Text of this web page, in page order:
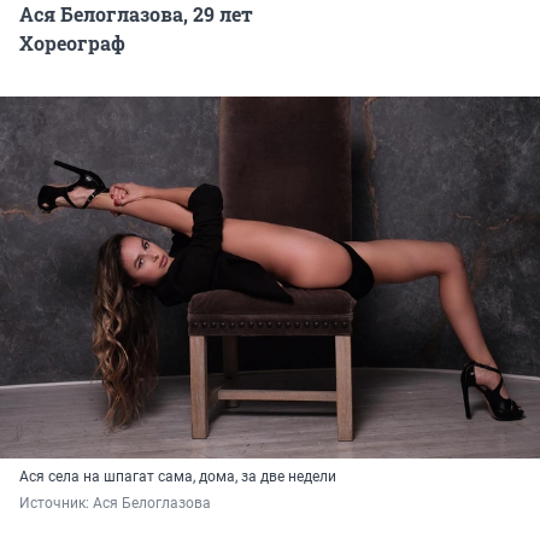
Ася Белоглазова, 29 лет
Хореограф
Ася села на шпагат сама, дома, за две недели
Источник: Ася Белоглазова